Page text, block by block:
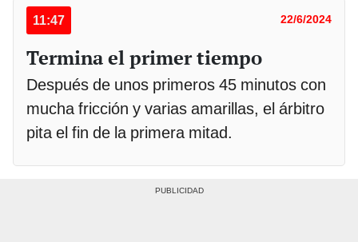
11:47 22/6/2024
Termina el primer tiempo
Después de unos primeros 45 minutos con
mucha fricción y varias amarillas, el árbitro
pita el fin de la primera mitad.